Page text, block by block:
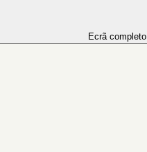
Ecrã completo